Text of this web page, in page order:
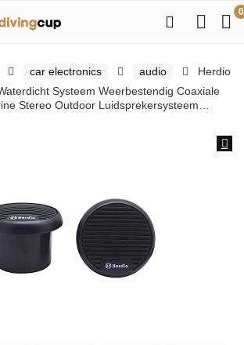
0
car electronics audio
Herdio
Systeem Weerbestendig Coaxiale
Stereo Outdoor Luidsprekersysteem…